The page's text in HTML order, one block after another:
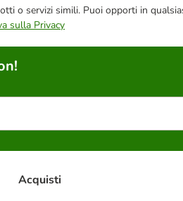
o servizi simili. Puoi opporti in
sulla Privacy
Acquisti